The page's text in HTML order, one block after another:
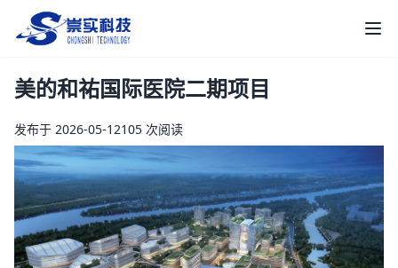
崇实科技 打
美的和祐国际医院二期项目
发布于 2026-05-12105 次阅读